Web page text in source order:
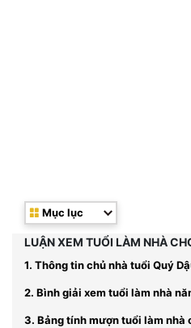
Mục lục
LUẬN XEM TUỔI LÀM NHÀ
1. Thông tin chủ nhà tuổi Quý
2. Bình giải xem tuổi làm nhà
3. Bảng tính mượn tuổi làm nhà